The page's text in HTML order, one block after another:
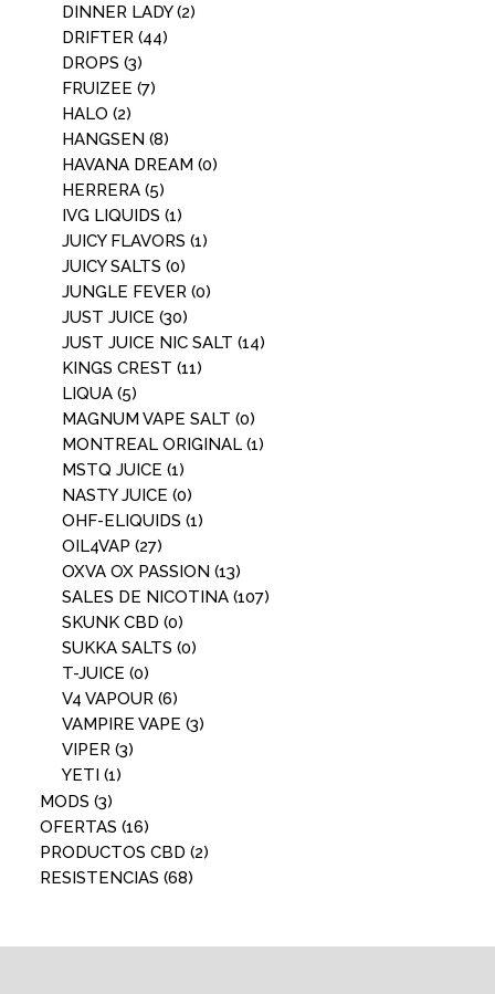
DINNER LADY (2)
DRIFTER (44)
DROPS (3)
FRUIZEE (7)
HALO (2)
HANGSEN (8)
HAVANA DREAM (0)
HERRERA (5)
IVG LIQUIDS (1)
JUICY FLAVORS (1)
JUICY SALTS (0)
JUNGLE FEVER (0)
JUST JUICE (30)
JUST JUICE NIC SALT (14)
KINGS CREST (11)
LIQUA (5)
MAGNUM VAPE SALT (0)
MONTREAL ORIGINAL (1)
MSTQ JUICE (1)
NASTY JUICE (0)
OHF-ELIQUIDS (1)
OIL4VAP (27)
OXVA OX PASSION (13)
SALES DE NICOTINA (107)
SKUNK CBD (0)
SUKKA SALTS (0)
T-JUICE (0)
V4 VAPOUR (6)
VAMPIRE VAPE (3)
VIPER (3)
YETI (1)
MODS (3)
OFERTAS (16)
PRODUCTOS CBD (2)
RESISTENCIAS (68)